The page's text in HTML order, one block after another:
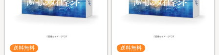
送料無料 送料無料